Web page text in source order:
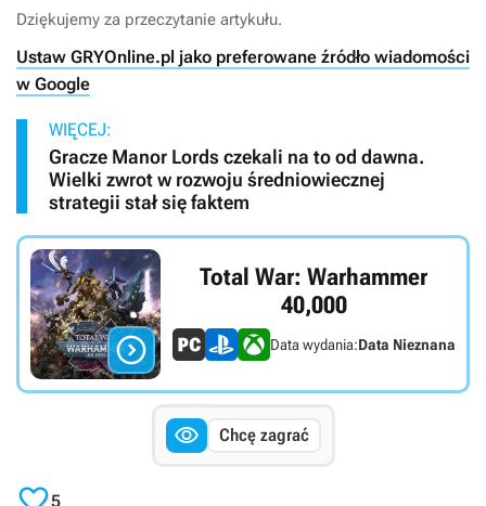
Dziękujemy za przeczytanie artykułu.
Ustaw GRYOnline.pl jako preferowane źródło wiadomości
w Google
WIĘCEJ:
Gracze Manor Lords czekali na to od dawna.
Wielki zwrot w rozwoju średniowiecznej
strategii stał się faktem

Total War: Warhammer
40,000
Data wydania:Data Nieznana
 Chcę zagrać
5